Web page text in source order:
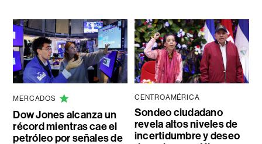
MERCADOS
Dow Jones alcanza un
récord mientras cae el
petróleo por señales de
CENTROAMÉRICA
Sondeo ciudadano
revela altos niveles de
incertidumbre y deseo